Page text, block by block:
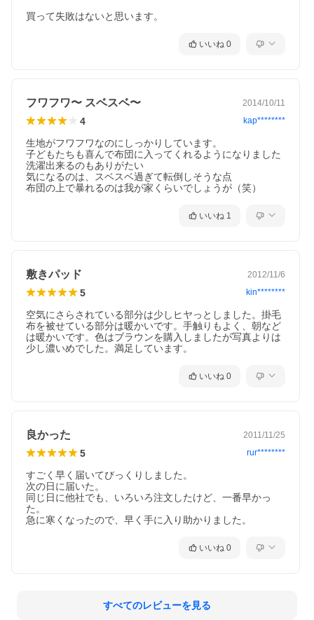
買って失敗はないと思います。
いいね 0
フワフワ〜 スベスベ〜 2014/10/11
4 kap********
生地がフワフワなのにしっかりしています。
子どもたちも喜んで布団に入ってくれるようになりました
洗濯出来るのもありがたい
気になるのは、スベスベ過ぎて転倒しそうな点
布団の上で暴れるのは我が家くらいでしょうが（笑）
いいね 1
敷きパッド 2012/11/6
5 kin********
空気にさらされている部分は少しヒヤっとしました。掛毛
布を被せている部分は暖かいです。手触りもよく、朝など
は暖かいです。色はブラウンを購入しましたが写真よりは
少し濃いめでした。満足しています。
いいね 0
良かった 2011/11/25
5 rur********
すごく早く届いてびっくりしました。
次の日に届いた。
同じ日に他社でも、いろいろ注文したけど、一番早かっ
た。
急に寒くなったので、早く手に入り助かりました。
いいね 0
すべてのレビューを見る